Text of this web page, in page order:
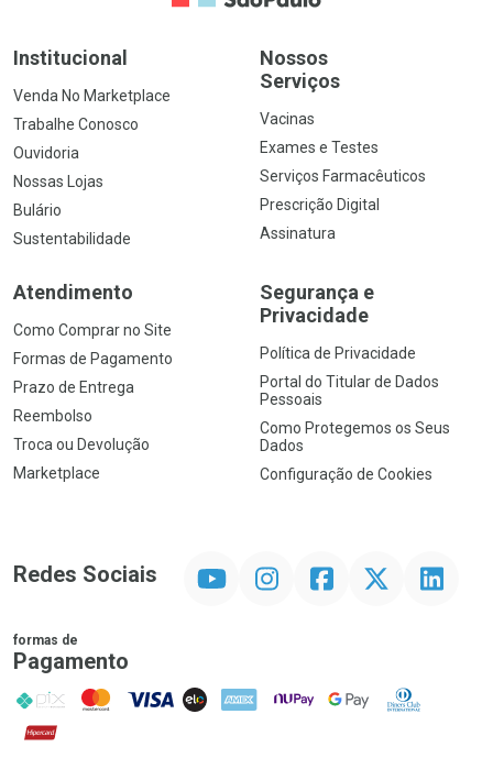
Institucional
Venda No Marketplace
Trabalhe Conosco
Ouvidoria
Nossas Lojas
Bulário
Sustentabilidade
Nossos
Serviços
Vacinas
Exames e Testes
Serviços Farmacêuticos
Prescrição Digital
Assinatura
Atendimento
Como Comprar no Site
Formas de Pagamento
Prazo de Entrega
Reembolso
Troca ou Devolução
Marketplace
Segurança e
Privacidade
Política de Privacidade
Portal do Titular de Dados
Pessoais
Como Protegemos os Seus
Dados
Configuração de Cookies
Redes Sociais InstagramFacebookTwitter Linkedin
formas de
Pagamento
PIX MasterCard
VISA ELO AMEX NuPay Google PayDiners Club
Hipercard